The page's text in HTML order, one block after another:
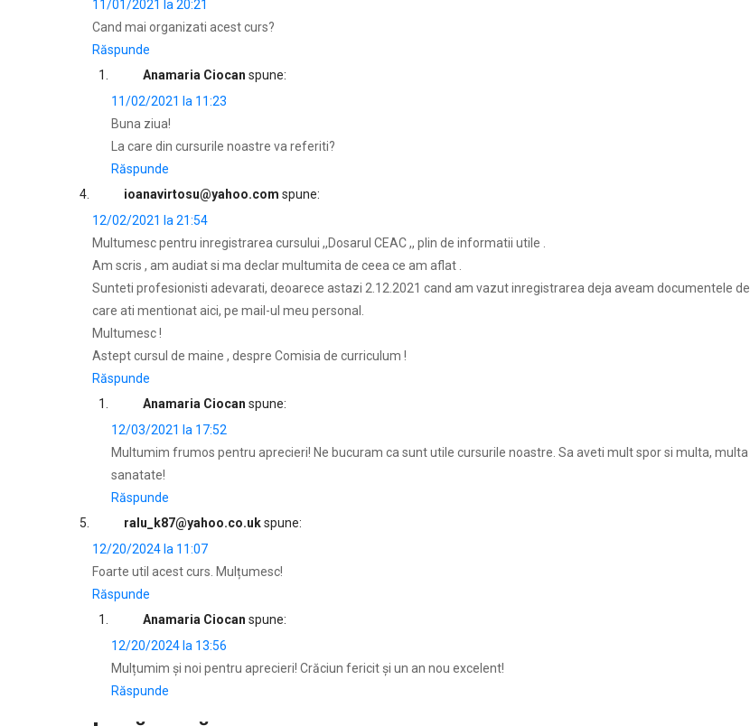
11/01/2021 la 20:21
Cand mai organizati acest curs?
Răspunde
Anamaria Ciocan spune:
11/02/2021 la 11:23
Buna ziua!
La care din cursurile noastre va referiti?
Răspunde
ioanavirtosu@yahoo.com spune:
12/02/2021 la 21:54
Multumesc pentru inregistrarea cursului ,,Dosarul CEAC ,, plin de informatii utile .
Am scris , am audiat si ma declar multumita de ceea ce am aflat .
Sunteti profesionisti adevarati, deoarece astazi 2.12.2021 cand am vazut inregistrarea deja aveam documentele de
care ati mentionat aici, pe mail-ul meu personal.
Multumesc !
Astept cursul de maine , despre Comisia de curriculum !
Răspunde
Anamaria Ciocan spune:
12/03/2021 la 17:52
Multumim frumos pentru aprecieri! Ne bucuram ca sunt utile cursurile noastre. Sa aveti mult spor si multa, multa
sanatate!
Răspunde
ralu_k87@yahoo.co.ukspune:
12/20/2024 la 11:07
Foarte util acest curs. Mulțumesc!
Răspunde
Anamaria Ciocan spune:
12/20/2024 la 13:56
Mulțumim și noi pentru aprecieri! Crăciun fericit și un an nou excelent!
Răspunde